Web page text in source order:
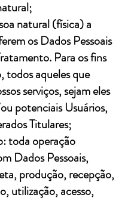
natural (física) a
os Dados Pessoais
Para os fins
todos aqueles que
serviços, sejam eles
potenciais Usuários,
Titulares;
toda operação
Dados Pessoais,
produção, recepção,
utilização, acesso,